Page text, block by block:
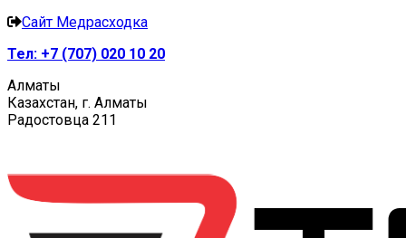
Сайт Медрасходка
Тел: +7 (707) 020 10 20
Алматы
Казахстан, г. Алматы
Радостовца 211